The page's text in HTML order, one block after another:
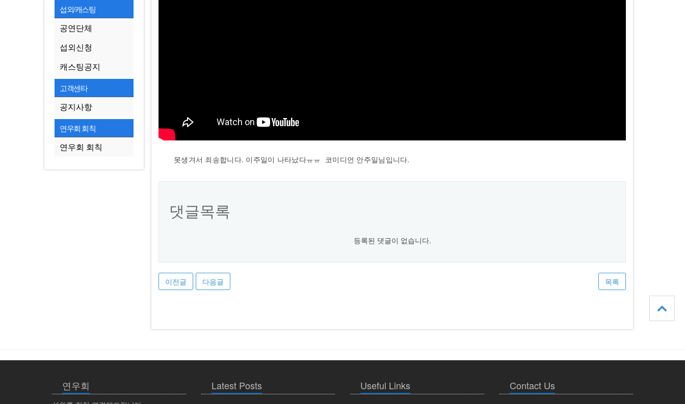
섭외/캐스팅
공연단체
섭외신청
캐스팅공지
고객센타
공지사항
연우회 회칙
연우회 회칙
못생겨서 죄송합니다. 이주일이 나타났다ㅠㅠ 코미디언 안주일님입니다.
댓글목록
등록된 댓글이 없습니다.
이전글 다음글 목록
연우회 Latest Posts Useful Links Contact Us